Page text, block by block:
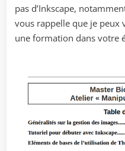
pas d’Inkscape,
vous rappelle que je peux
une formation dans votre